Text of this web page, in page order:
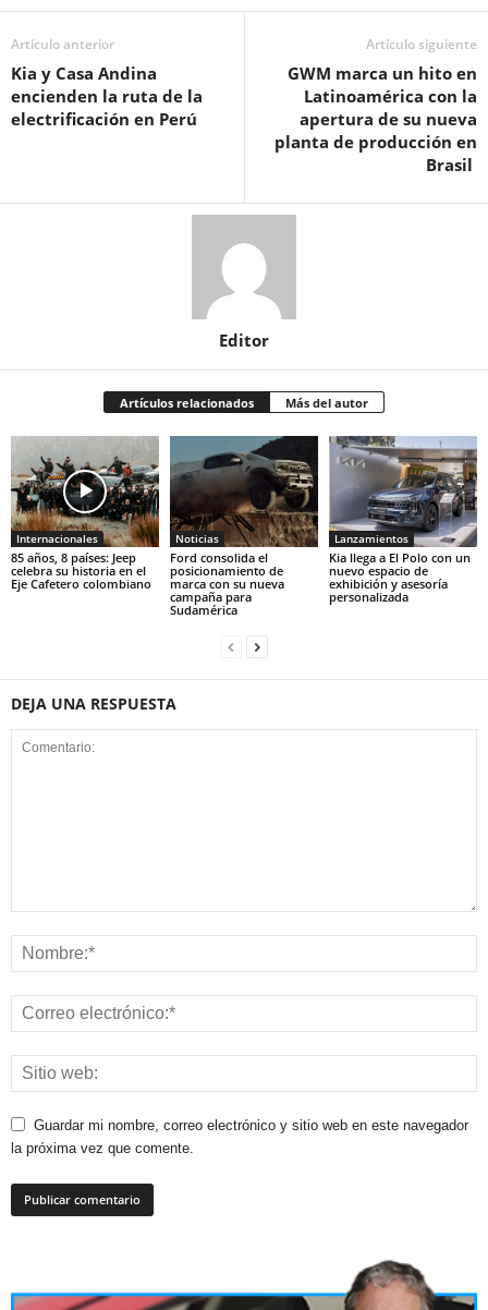
Artículo anterior
Kia y Casa Andina
encienden la ruta de la
electrificación en Perú
Artículo siguiente
GWM marca un hito en
Latinoamérica con la
apertura de su nueva
planta de producción en
Brasil
Editor
Artículos relacionados Más del autor
Internacionales
85 años, 8 países: Jeep
celebra su historia en el
Eje Cafetero colombiano
Noticias
Ford consolida el
posicionamiento de
marca con su nueva
campaña para
Sudamérica
Lanzamientos
Kia llega a El Polo con un
nuevo espacio de
exhibición y asesoría
personalizada
DEJA UNA RESPUESTA
Guardar mi nombre, correo electrónico y sitio web en este navegador
la próxima vez que comente.